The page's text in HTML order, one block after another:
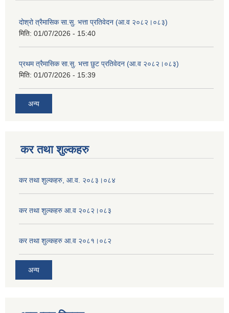
दोश्रो त्रैमासिक सा.सु. भत्ता प्रतिवेदन (आ.व २०८२।०८३)
मिति: 01/07/2026 - 15:40
प्रथम त्रैमासिक सा.सु. भत्ता छुट प्रतिवेदन (आ.व २०८२।०८३)
मिति: 01/07/2026 - 15:39
अन्य
कर तथा शुल्कहरु
कर तथा शुल्कहरु, आ.व. २०८३।०८४
कर तथा शुल्कहरु आ.व २०८२।०८३
कर तथा शुल्कहरु आ.व २०८१।०८२
अन्य